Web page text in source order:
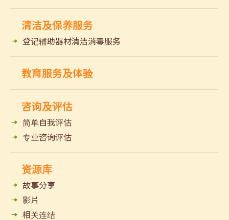
清洁及保养服务
登记辅助器材清洁消毒服务
教育服务及体验
咨询及评估
简单自我评估
专业咨询评估
资源库
故事分享
影片
相关连结